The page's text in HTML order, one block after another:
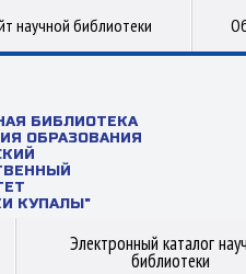
научной библиотеки
БИБЛИОТЕКА
ОБРАЗОВАНИЯ
КУПАЛЫ"
Электронный каталог
библиотеки